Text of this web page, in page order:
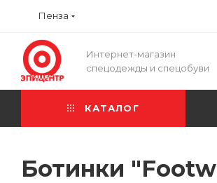
Пенза
Интернет-магазин
спецодежды и спецобуви
КАТАЛОГ
Ботинки